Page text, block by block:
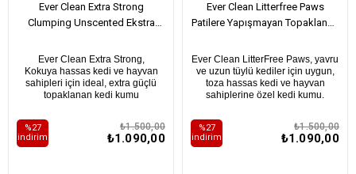
Ever Clean Extra Strong
Clumping Unscented Ekstra
Kumu 10Lt
Ever Clean Extra Strong,
Kokuya hassas kedi ve hayvan
sahipleri için ideal, extra güçlü
topaklanan kedi kumu
₺1.090,00
₺1.500,00
%27
i̇ndirim
Ever Clean Litterfree Paws
Patilere Yapışmayan Topaklanan
Ever Clean LitterFree Paws, yavru
ve uzun tüylü kediler için uygun,
toza hassas kedi ve hayvan
sahiplerine özel kedi kumu.
₺1.090,00
₺1.500,00
%27
i̇ndirim